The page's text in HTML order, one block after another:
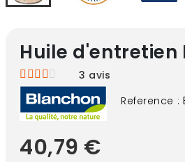
Huile d'entretien
3 avis
Reference :
40,79 €